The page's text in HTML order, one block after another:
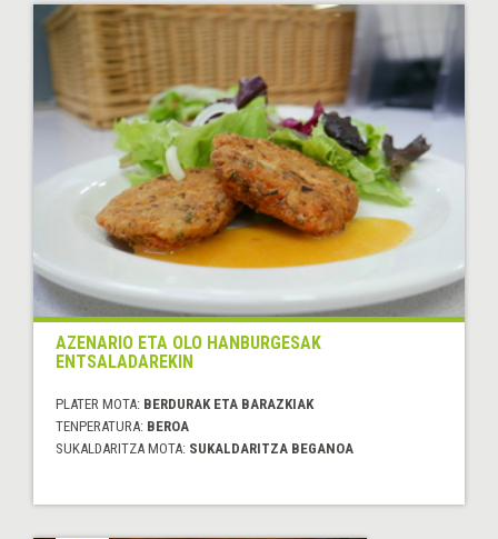
AZENARIO ETA OLO HANBURGESAK
ENTSALADAREKIN
PLATER MOTA: BERDURAK ETA BARAZKIAK
TENPERATURA: BEROA
SUKALDARITZA MOTA: SUKALDARITZA BEGANOA